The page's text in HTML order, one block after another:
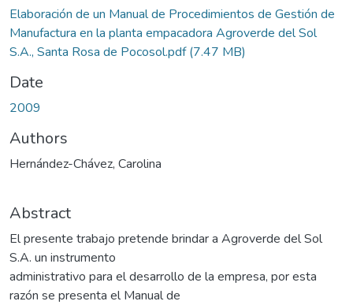
Elaboración de un Manual de Procedimientos de Gestión de
Manufactura en la planta empacadora Agroverde del Sol
S.A., Santa Rosa de Pocosol.pdf(7.47 MB)
Date
2009
Authors
Hernández-Chávez, Carolina
Abstract
El presente trabajo pretende brindar a Agroverde del Sol
S.A. un instrumento
administrativo para el desarrollo de la empresa, por esta
razón se presenta el Manual de